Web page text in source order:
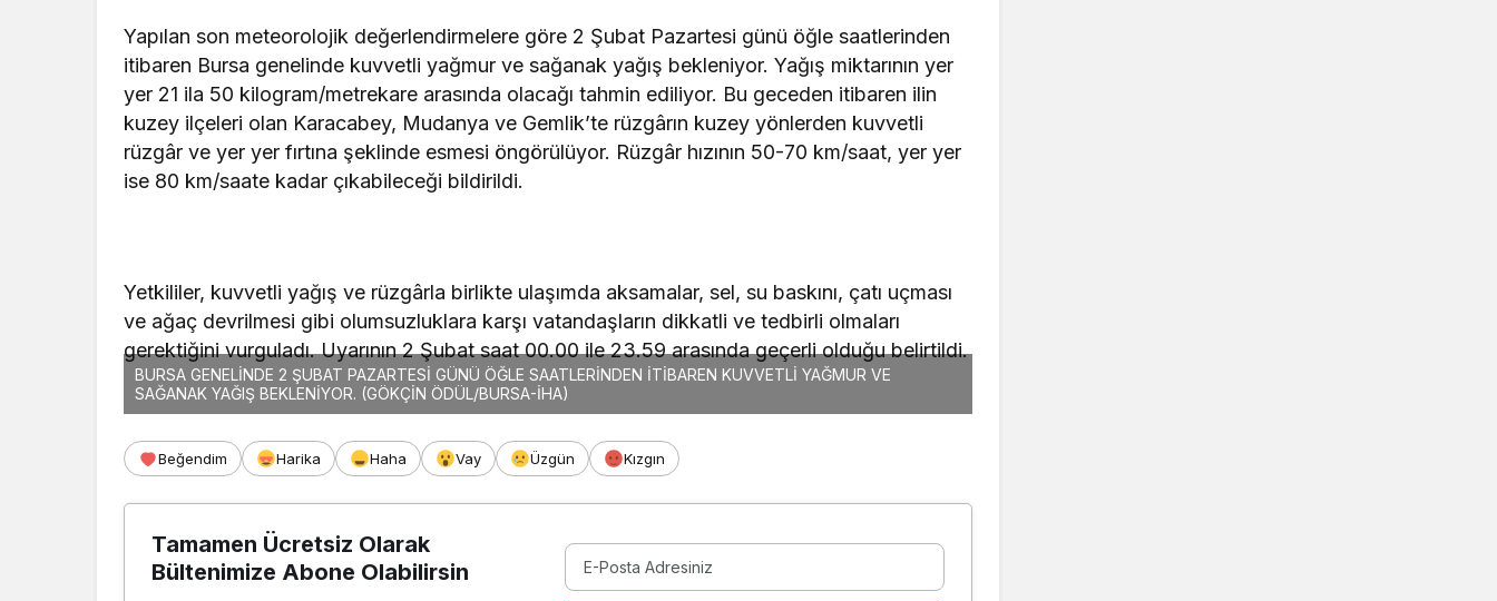
Yapılan son meteorolojik değerlendirmelere göre 2 Şubat Pazartesi günü öğle saatlerinden
itibaren Bursa genelinde kuvvetli yağmur ve sağanak yağış bekleniyor. Yağış miktarının yer
yer 21 ila 50 kilogram/metrekare arasında olacağı tahmin ediliyor. Bu geceden itibaren ilin
kuzey ilçeleri olan Karacabey, Mudanya ve Gemlik’te rüzgârın kuzey yönlerden kuvvetli
rüzgâr ve yer yer fırtına şeklinde esmesi öngörülüyor. Rüzgâr hızının 50-70 km/saat, yer yer
ise 80 km/saate kadar çıkabileceği bildirildi.
Yetkililer, kuvvetli yağış ve rüzgârla birlikte ulaşımda aksamalar, sel, su baskını, çatı uçması
ve ağaç devrilmesi gibi olumsuzluklara karşı vatandaşların dikkatli ve tedbirli olmaları
gerektiğini vurguladı. Uyarının 2 Şubat saat 00.00 ile 23.59 arasında geçerli olduğu belirtildi.
BURSA GENELİNDE 2 ŞUBAT PAZARTESİ GÜNÜ ÖĞLE SAATLERİNDEN İTİBAREN KUVVETLİ YAĞMUR VE
SAĞANAK YAĞIŞ BEKLENİYOR. (GÖKÇİN ÖDÜL/BURSA-İHA)
Beğendim Harika Haha Vay Üzgün Kızgın
Tamamen Ücretsiz Olarak
Bültenimize Abone Olabilirsin